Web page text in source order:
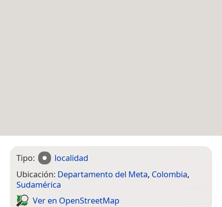
Tipo:
localidad
Ubicación: Departamento del Meta, Colombia,
Sudamérica
Ver en Open­Street­Map